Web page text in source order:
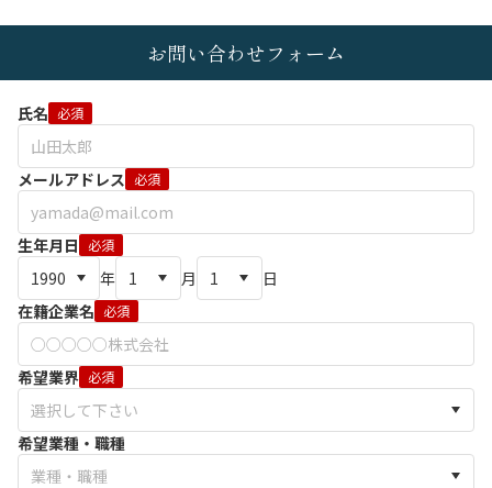
お問い合わせフォーム
氏名 必須
メールアドレス 必須
生年月日 必須
年 月
日
在籍企業名 必須
希望業界 必須
希望業種・職種